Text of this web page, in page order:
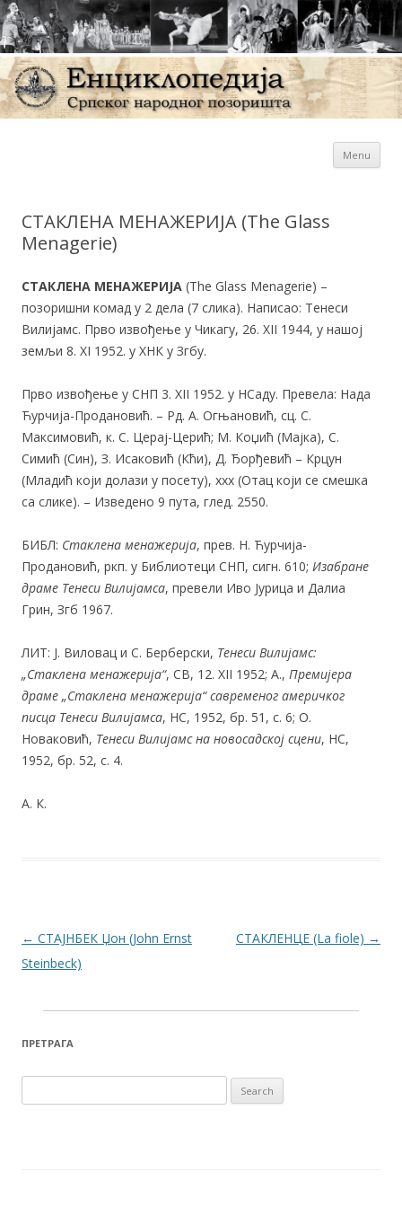
Енциклопедија СрпскогMenu
СТАКЛЕНА МЕНАЖЕРИЈА (The Glass
Menagerie)
СТАКЛЕНА МЕНАЖЕРИЈА (The Glass Menagerie) –
позоришни комад у 2 дела (7 слика). Написао: Тенеси
Вилијамс. Прво извођење у Чикагу, 26. XII 1944, у нашој
земљи 8. XI 1952. у ХНК у Згбу.
Прво извођење у СНП 3. XII 1952. у НСаду. Превела: Нада
Ћурчија-Продановић. – Рд. А. Огњановић, сц. С.
Максимовић, к. С. Церај-Церић; М. Коџић (Мајка), С.
Симић (Син), З. Исаковић (Кћи), Д. Ђорђевић – Крцун
(Младић који долази у посету), xxx (Отац који се смешка
са слике). – Изведено 9 пута, глед. 2550.
БИБЛ: Стаклена менажерија, прев. Н. Ћурчија-
Продановић, ркп. у Библиотеци СНП, сигн. 610; Изабране
драме Тенеси Вилијамса, превели Иво Јурица и Далиа
Грин, Згб 1967.
ЛИТ: Ј. Виловац и С. Берберски, Тенеси Вилијамс:
„Стаклена менажерија“, СВ, 12. XII 1952; А., Премијера
драме „Стаклена менажерија“ савременог америчког
писца Тенеси Вилијамса, НС, 1952, бр. 51, с. 6; О.
Новаковић, Тенеси Вилијамс на новосадској сцени, НС,
1952, бр. 52, с. 4.
А. К.
Post navigation
← СТАЈНБЕК Џон (John Ernst
Steinbeck)
СТАКЛЕНЦЕ (La fiole) →
ПРЕТРАГА